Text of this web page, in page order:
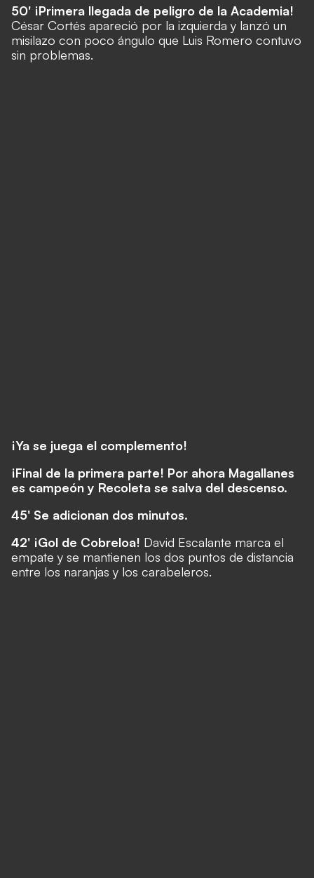
50' ¡Primera llegada de peligro de la Academia!
César Cortés apareció por la izquierda y lanzó un
misilazo con poco ángulo que Luis Romero contuvo
sin problemas.
¡Ya se juega el complemento!
¡Final de la primera parte! Por ahora Magallanes
es campeón y Recoleta se salva del descenso.
45' Se adicionan dos minutos.
42' ¡Gol de Cobreloa! David Escalante marca el
empate y se mantienen los dos puntos de distancia
entre los naranjas y los carabeleros.